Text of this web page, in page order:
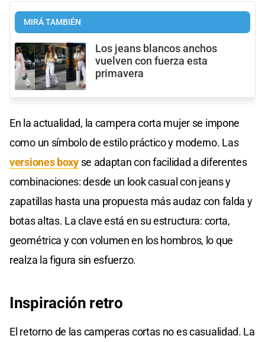
MIRÁ TAMBIÉN
Los jeans blancos anchos
vuelven con fuerza esta
primavera
En la actualidad, la campera corta mujer se impone
como un símbolo de estilo práctico y moderno. Las
versiones boxyse adaptan con facilidad a diferentes
combinaciones: desde un look casual con jeans y
zapatillas hasta una propuesta más audaz con falda y
botas altas. La clave está en su estructura: corta,
geométrica y con volumen en los hombros, lo que
realza la figura sin esfuerzo.
Inspiración retro
El retorno de las camperas cortas no es casualidad. La